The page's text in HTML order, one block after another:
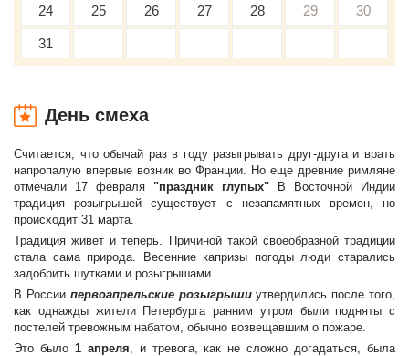
24 25 26 27 28 29 30
31
День смеха
Считается, что обычай раз в году разыгрывать друг-друга и врать
напропалую впервые возник во Франции. Но еще древние римляне
отмечали 17 февраля "праздник глупых" В Восточной Индии
традиция розыгрышей существует с незапамятных времен, но
происходит 31 марта.
Традиция живет и теперь. Причиной такой своеобразной традиции
стала сама природа. Весенние капризы погоды люди старались
задобрить шутками и розыгрышами.
В России первоапрельские розыгрышиутвердились после того,
как однажды жители Петербурга ранним утром были подняты с
постелей тревожным набатом, обычно возвещавшим о пожаре.
Это было 1 апреля, и тревога, как не сложно догадаться, была